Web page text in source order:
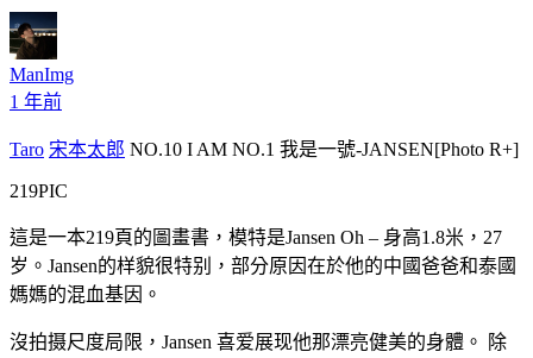
ManImg
1 年前
Taro 宋本太郎 NO.10 I AM NO.1 我是一號-JANSEN[Photo R+]
219PIC
這是一本219頁的圖畫書，模特是Jansen Oh – 身高1.8米，27
岁。Jansen的样貌很特别，部分原因在於他的中國爸爸和泰國
媽媽的混血基因。
沒拍摄尺度局限，Jansen 喜爱展现他那漂亮健美的身體。 除